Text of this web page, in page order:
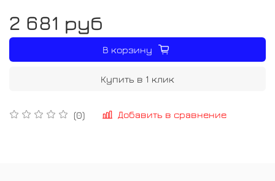
(0) Добавить в сравнение
2 681 руб
В корзину
Купить в 1 клик